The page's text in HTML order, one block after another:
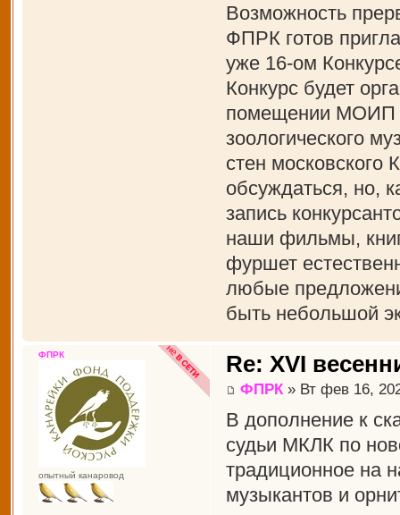
Возможность
ФПРК готов
уже 16-ом
Конкурс будет
помещении МОИП
зоологического
стен
обсуждаться, но,
запись
наши фильмы,
фуршет
любые
быть небольшой
Re: XVI
ФПРК» Вт фев 16,
В дополнение к
судьи МКЛК по
традиционное на
музыкантов и
ФПРК
опытный канаровод